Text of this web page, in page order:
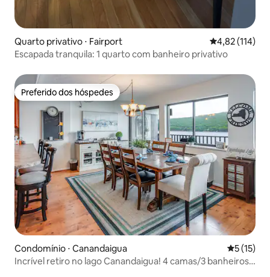
Quarto privativo ⋅ Fairport 4,82 de uma
4,82 (114)
Escapada tranquila: 1 quarto com banheiro privativo
Preferido dos hóspedes
Preferido dos hóspedes
Condomínio ⋅ Canandaigua 5 de uma
5 (15)
Incrível retiro no lago Canandaigua! 4 camas/3 banheiros